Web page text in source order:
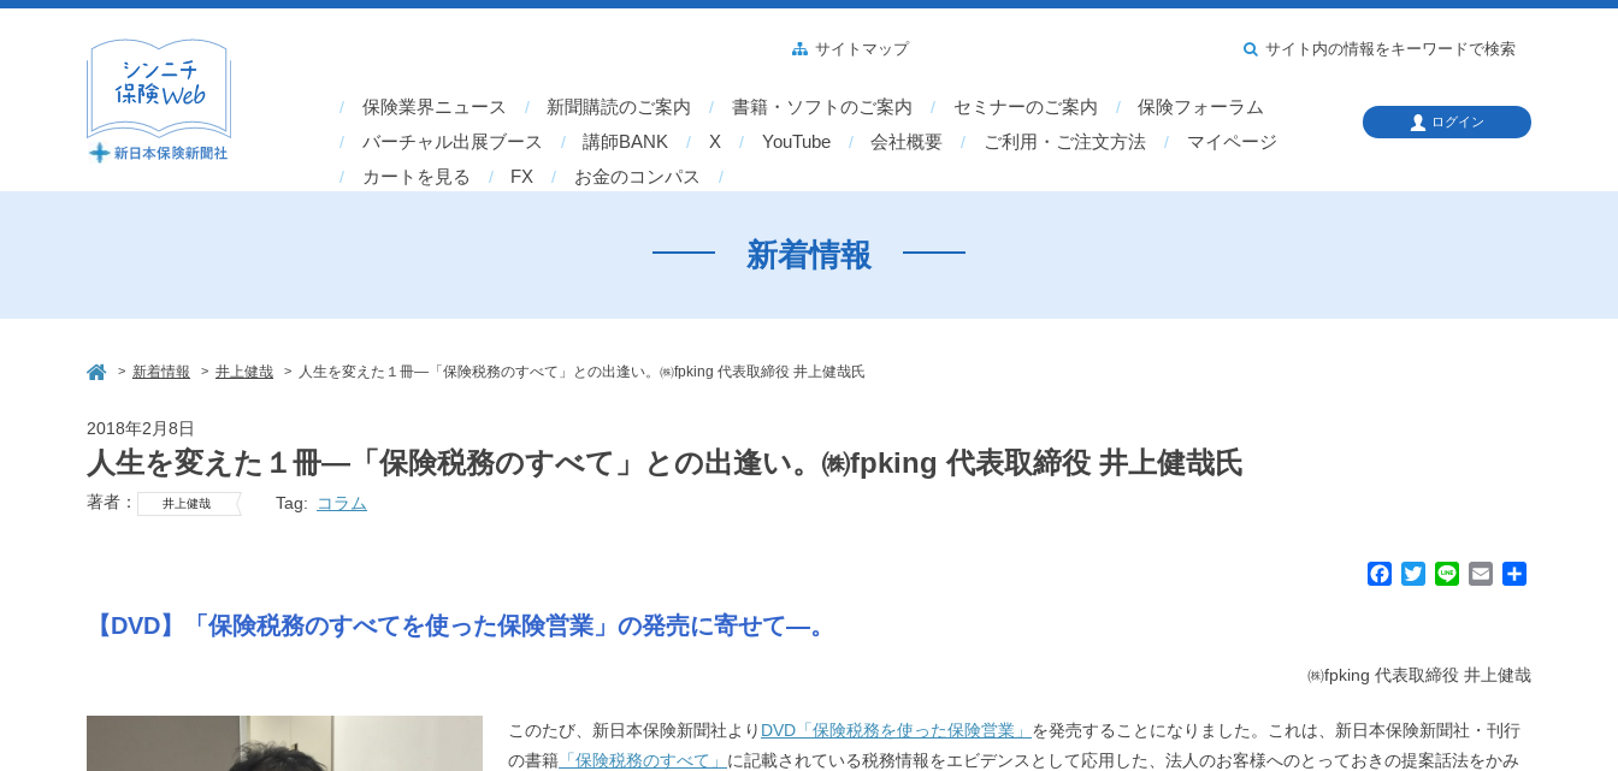
保険業界ニュース 新聞購読のご案内 書籍・ソフトのご案内 セミナーのご案内
保険フォーラム
バーチャル出展ブース
講師BANK X YouTube 会社概要 ご利用・ご注文方法
マイページ
カートを見る
FX お金のコンパス
サイトマップ サイト内の情報をキーワードで検索
ログイン
新着情報
> 新着情報 > 井上健哉 > 人生を変えた１冊―「保険税務のすべて」との出逢い。㈱fpking 代表取締役 井上健哉氏
2018年2月8日
人生を変えた１冊―「保険税務のすべて」との出逢い。㈱fpking 代表取締役 井上健哉氏
著者： 井上健哉 Tag: コラム
b
k
t
l
【DVD】「保険税務のすべてを使った保険営業」の発売に寄せて―。
㈱fpking 代表取締役 井上健哉
このたび、新日本保険新聞社より DVD「保険税務を使った保険営業」 を発売することになりました。これは、新日本保険新聞社・刊行
の書籍 「保険税務のすべて」 に記載されている税務情報をエビデンスとして応用した、法人のお客様へのとっておきの提案話法をかみ